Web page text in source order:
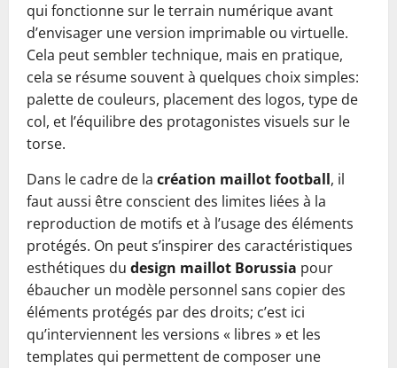
qui fonctionne sur le terrain numérique avant
d’envisager une version imprimable ou virtuelle.
Cela peut sembler technique, mais en pratique,
cela se résume souvent à quelques choix simples:
palette de couleurs, placement des logos, type de
col, et l’équilibre des protagonistes visuels sur le
torse.
Dans le cadre de la création maillot football, il
faut aussi être conscient des limites liées à la
reproduction de motifs et à l’usage des éléments
protégés. On peut s’inspirer des caractéristiques
esthétiques du design maillot Borussia pour
ébaucher un modèle personnel sans copier des
éléments protégés par des droits; c’est ici
qu’interviennent les versions « libres » et les
templates qui permettent de composer une